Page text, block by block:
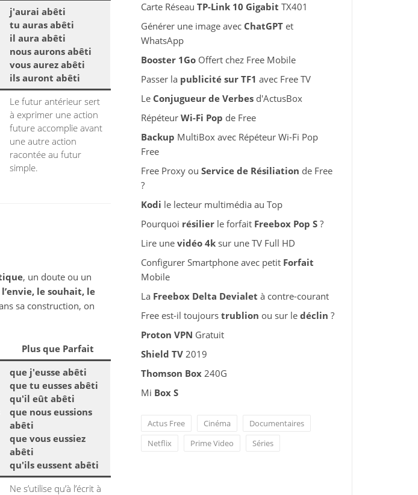
j'aurai abêti
tu auras abêti
il aura abêti
nous aurons abêti
vous aurez abêti
ils auront abêti
Le futur antérieur sert
à exprimer une action
future accomplie avant
une autre action
racontée au futur
simple.
, un doute ou un
le souhait, le
sa construction, on
Plus que Parfait
que j'eusse abêti
que tu eusses abêti
qu'il eût abêti
que nous eussions
abêti
que vous eussiez
abêti
qu'ils eussent abêti
Ne s’utilise qu’à l’écrit à
Carte Réseau TP-Link 10 Gigabit TX401
Générer une image avec ChatGPTet
WhatsApp
Booster 1GoOffert chez Free Mobile
Passer la publicité sur TF1 avec Free TV
Le Conjugueur de Verbesd'ActusBox
Répéteur Wi-Fi Pop de Free
Backup MultiBox avec Répéteur Wi-Fi Pop
Free
Free Proxy ou Service de Résiliation de Free
?
Kodi le lecteur multimédia au Top
Pourquoi résilierle forfait Freebox Pop S?
Lire une vidéo 4ksur une TV Full HD
Configurer Smartphone avec petit Forfait
Mobile
La Freebox Delta Devialet à contre-courant
Free est-il toujours trublion ou sur le déclin ?
Proton VPN Gratuit
Shield TV2019
Thomson Box240G
Mi Box S
Actus Free Cinéma
Documentaires
Netflix
Prime Video Séries